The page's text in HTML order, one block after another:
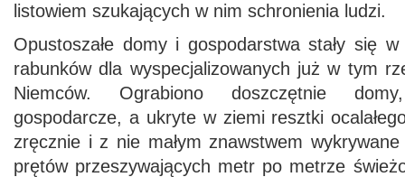
listowiem szukających w nim schronienia ludzi.
Opustoszałe domy i gospodarstwa stały się
rabunków dla wyspecjalizowanych już w tym
Niemców. Ograbiono doszczętnie
gospodarcze, a ukryte w ziemi resztki
zręcznie i z nie małym znawstwem
prętów przeszywających metr po metrze